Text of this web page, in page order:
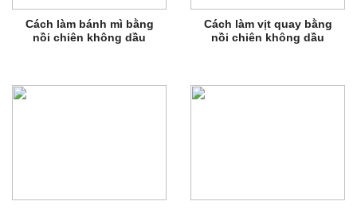
Cách làm bánh mì bằng
nồi chiên không dầu
Cách làm vịt quay bằng
nồi chiên không dầu